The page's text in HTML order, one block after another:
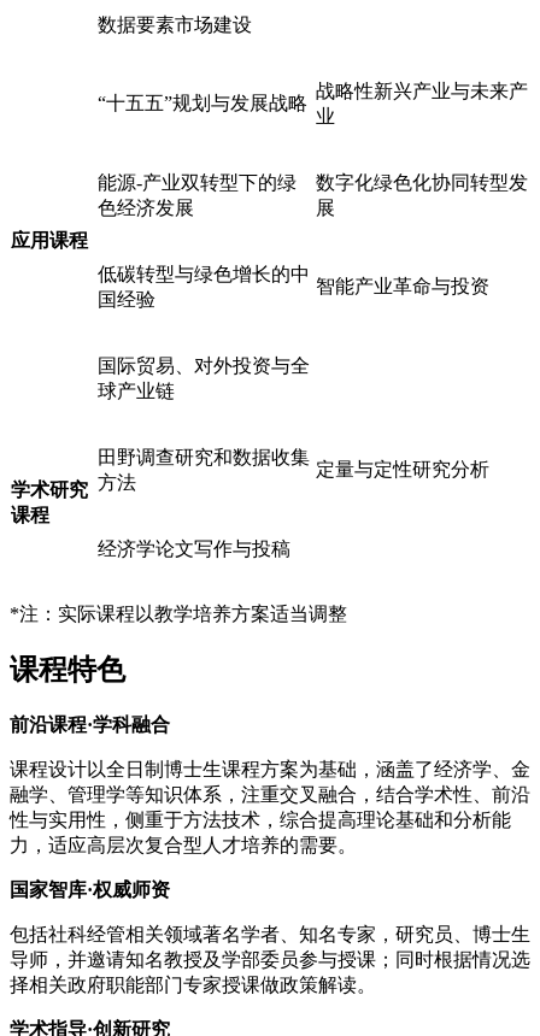
数据要素市场建设
应用课程
“十五五”规划与发展战略
战略性新兴产业与未来产
业
能源-产业双转型下的绿
色经济发展
数字化绿色化协同转型发
展
低碳转型与绿色增长的中
国经验
智能产业革命与投资
国际贸易、对外投资与全
球产业链
学术研究
课程
田野调查研究和数据收集
方法
定量与定性研究分析
经济学论文写作与投稿
*注：实际课程以教学培养方案适当调整
课程特色
前沿课程·学科融合
课程设计以全日制博士生课程方案为基础，涵盖了经济学、金
融学、管理学等知识体系，注重交叉融合，结合学术性、前沿
性与实用性，侧重于方法技术，综合提高理论基础和分析能
力，适应高层次复合型人才培养的需要。
国家智库·权威师资
包括社科经管相关领域著名学者、知名专家，研究员、博士生
导师，并邀请知名教授及学部委员参与授课；同时根据情况选
择相关政府职能部门专家授课做政策解读。
学术指导·创新研究